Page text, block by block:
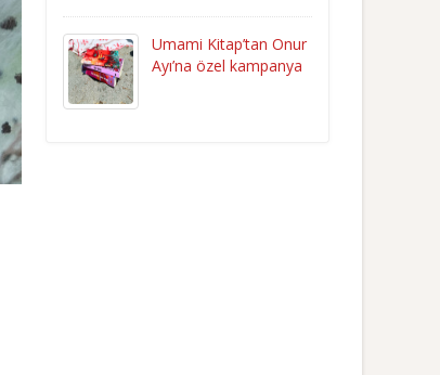
Umami Kitap’tan Onur
Ayı’na özel kampanya